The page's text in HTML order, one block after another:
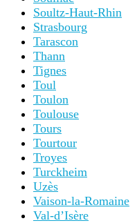
Soultz-Haut-Rhin
Strasbourg
Tarascon
Thann
Tignes
Toul
Toulon
Toulouse
Tours
Tourtour
Troyes
Turckheim
Uzès
Vaison-la-Romaine
Val-d’Isère